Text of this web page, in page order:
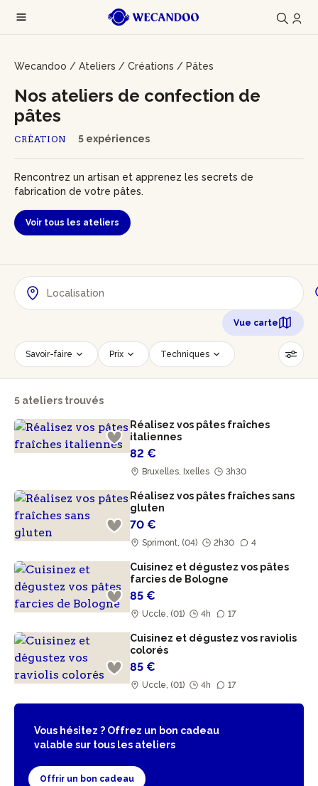
Wecandoo / Ateliers / Créations / Pâtes
CRÉATION 5 expériences
Nos ateliers de confection de
pâtes
Rencontrez un artisan et apprenez les secrets de
fabrication de votre pâtes.
Voir tous les ateliers
Vue carte
Savoir-faire Prix Techniques
Date Créneau horaire
Nombre de personnes
Accessible PMR Réinitialiser les filtres
5 ateliers trouvés
Réalisez vos pâtes fraîches
italiennes
82 €
Bruxelles, Ixelles 3h30
Réalisez vos pâtes fraîches sans
gluten
70 €
Sprimont, (04) 2h30 4
Cuisinez et dégustez vos pâtes
farcies de Bologne
85 €
Uccle, (01) 4h 17
Cuisinez et dégustez vos raviolis
colorés
85 €
Uccle, (01) 4h 17
Vous hésitez ? Offrez un bon cadeau
valable sur tous les ateliers
Offrir un bon cadeau